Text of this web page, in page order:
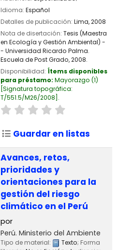
Idioma: Español
Detalles de publicación: Lima,2008
Nota de disertación: Tesis (Maestra
en Ecología y Gestión Ambiental) -
- Universidad Ricardo Palma.
Escuela de Post Grado, 2008.
Disponibilidad: Ítems disponibles
para préstamo: Mayorazgo (1)
Signatura topográfica:
T/551.5/M26/2008 .
Guardar en listas
Avances, retos,
prioridades y
orientaciones para la
gestión del riesgo
climático en el Perú
por
Perú. Ministerio del Ambiente
Tipo de material: Texto; Forma